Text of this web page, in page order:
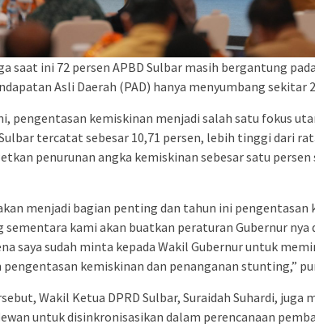
saat ini 72 persen APBD Sulbar masih bergantung
Asli Daerah (PAD) hanya menyumbang sekitar
pengentasan kemiskinan menjadi salah satu fokus
tercatat sebesar 10,71 persen, lebih tinggi dari
penurunan angka kemiskinan sebesar satu persen
menjadi bagian penting dan tahun ini pengentasan
kami akan buatkan peraturan Gubernur nya
saya sudah minta kepada Wakil Gubernur untuk
kemiskinan dan penanganan stunting,”
Wakil Ketua DPRD Sulbar, Suraidah Suhardi, juga
untuk disinkronisasikan dalam perencanaan